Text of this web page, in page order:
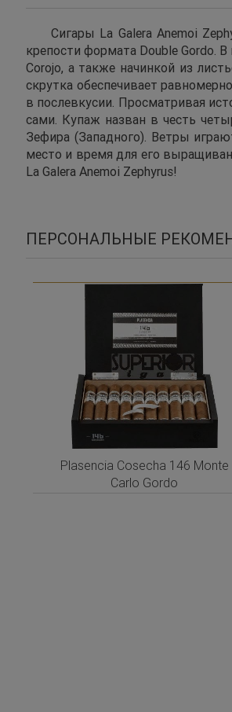
Сигары La Galera Anemoi
крепости формата Double Gordo.
Corojo, а также начинкой из
скрутка обеспечивает
в послевкусии. Просматривая
сами. Купаж назван в честь
Зефира (Западного). Ветры
место и время для его
La Galera Anemoi Zephyrus!
ПЕРСОНАЛЬНЫЕ
Plasencia Cosecha 146 Monte
Carlo Gordo